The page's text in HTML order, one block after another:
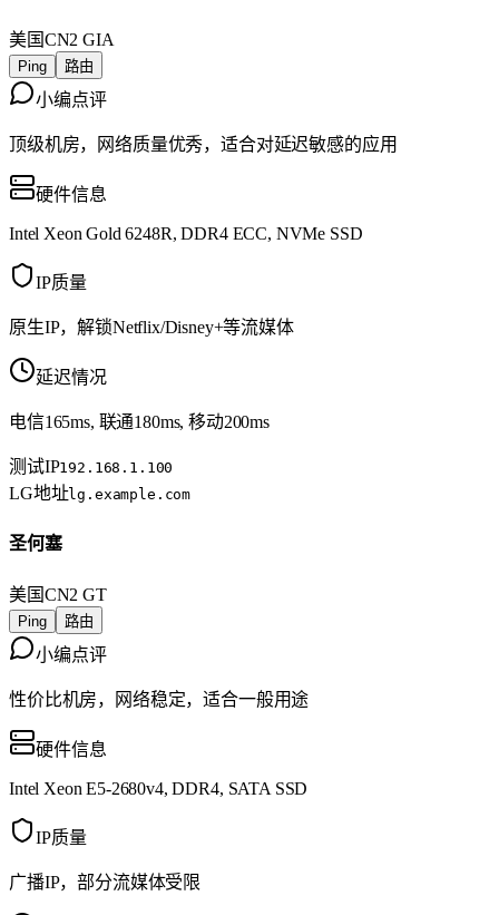
美国CN2 GIA
Ping 路由
小编点评
顶级机房，网络质量优秀，适合对延迟敏感的应用
硬件信息
Intel Xeon Gold 6248R, DDR4 ECC, NVMe SSD
IP质量
原生IP，解锁Netflix/Disney+等流媒体
延迟情况
电信165ms, 联通180ms, 移动200ms
测试IP192.168.1.100
LG地址lg.example.com
圣何塞
美国CN2 GT
Ping 路由
小编点评
性价比机房，网络稳定，适合一般用途
硬件信息
Intel Xeon E5-2680v4, DDR4, SATA SSD
IP质量
广播IP，部分流媒体受限